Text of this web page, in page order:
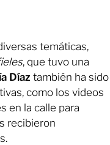
temáticas,
, que tuvo una
Díaz también ha sido
como los videos
en la calle para
recibieron